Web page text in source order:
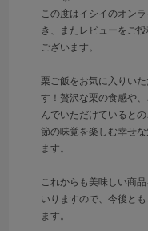
この度はイシイのオン
き、またレビューをご
ございます。
栗ご飯をお気に入りい
す！贅沢な栗の食感や
んでいただけていると
節の味覚を楽しむ幸せ
ます。
これからも美味しい商
いりますので、今後と
ます。